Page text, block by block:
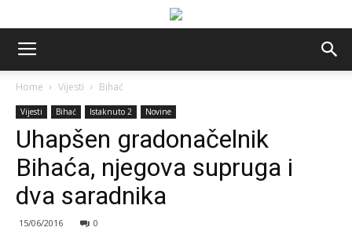
Home Vijesti Bihać
Vijesti Bihać Istaknuto 2 Novine
Uhapšen gradonačelnik
Bihaća, njegova supruga i
dva saradnika
15/06/2016 0